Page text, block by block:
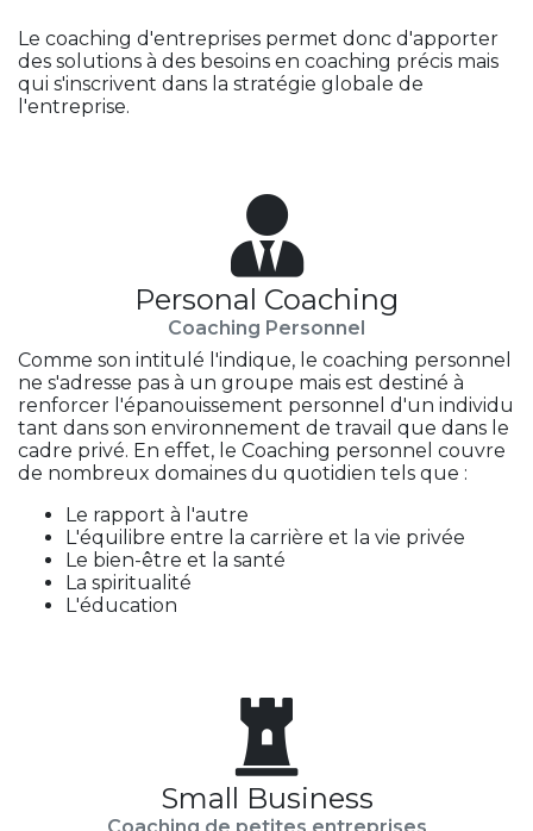
Le coaching d'entreprises permet donc d'apporter
des solutions à des besoins en coaching précis mais
qui s'inscrivent dans la stratégie globale de
l'entreprise.
Personal Coaching
Coaching Personnel
Comme son intitulé l'indique, le coaching personnel
ne s'adresse pas à un groupe mais est destiné à
renforcer l'épanouissement personnel d'un individu
tant dans son environnement de travail que dans le
cadre privé. En effet, le Coaching personnel couvre
de nombreux domaines du quotidien tels que :
Le rapport à l'autre
L'équilibre entre la carrière et la vie privée
Le bien-être et la santé
La spiritualité
L'éducation
Small Business